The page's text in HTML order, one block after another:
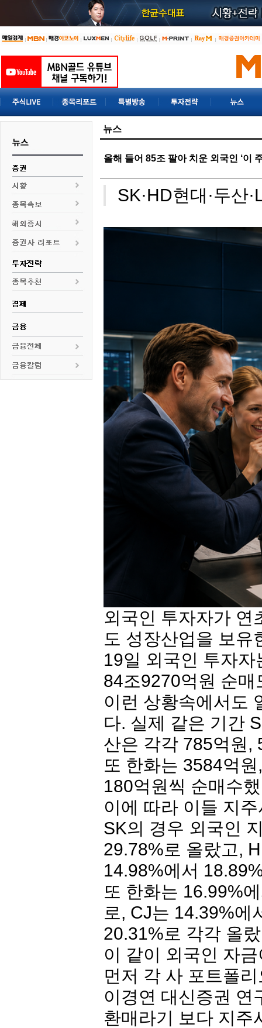
뉴스
올해 들어 85조 팔아 치운 외국인 ‘이
SK·HD현대 ·두산
외국인 투자자가 연
도 성장산업을 보
19일 외국인 투자
84조9270억원 순
이런 상황속에서도
다. 실제 같은 기간
산은 각각 785억원,
또 한화는 3584억
180억원씩 순매수
이에 따라 이들 지
SK의 경우 외국인
29.78%로 올랐고,
14.98%에서
또 한화는 16.99%
로, CJ는 14.39%에
20.31%로 각각 올
이 같이 외국인 자
먼저 각 사 포트폴
이경연 대신증권 연
환매라기 보다 지주